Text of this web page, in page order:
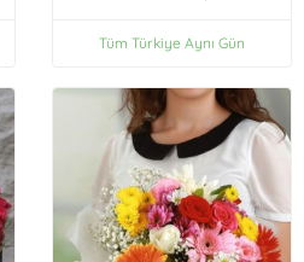
Tüm Türkiye Aynı Gün